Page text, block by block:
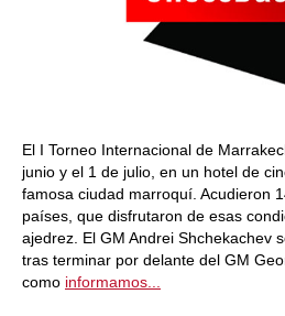
El I Torneo Internacional de
junio y el 1 de julio, en un hotel de
famosa ciudad marroquí. Acudieron
países, que disfrutaron de esas
ajedrez. El GM Andrei Shchekachev
tras terminar por delante del GM
como informamos...